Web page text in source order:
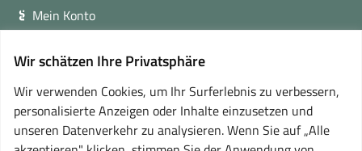
Wir schätzen Ihre Privatsphäre
Wir verwenden Cookies, um Ihr Surferlebnis zu verbessern,
personalisierte Anzeigen oder Inhalte einzusetzen und
unseren Datenverkehr zu analysieren. Wenn Sie auf „Alle
Mein Konto
Online-Lernplattform(öffnet
in
neuem
Fenster)
Partner